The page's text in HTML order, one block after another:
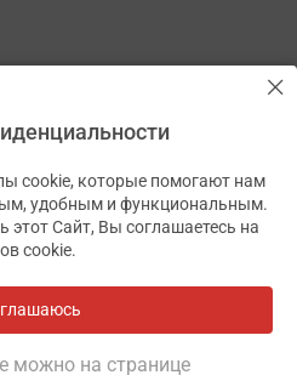
cookie, которые помогают нам
удобным и функциональным.
Сайт, Вы соглашаетесь на
cookie.
можно на странице
✕